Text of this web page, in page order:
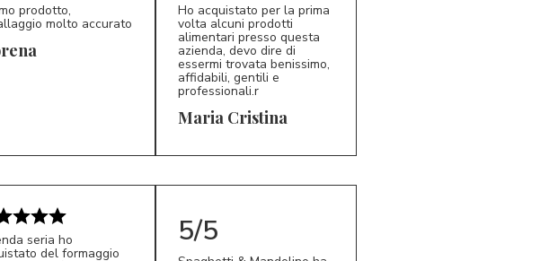
prodotto,
molto accurato
MC 5/5
Ho acquistato per la prima
volta alcuni prodotti
alimentari presso questa
azienda, devo dire di
essermi trovata benissimo,
affidabili, gentili e
professionali.r
Maria Cristina
seria ho
del formaggio
5/5